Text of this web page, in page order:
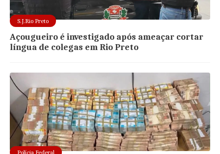
S.J.Rio Preto
Açougueiro é investigado após ameaçar cortar
língua de colegas em Rio Preto
Polícia Federal